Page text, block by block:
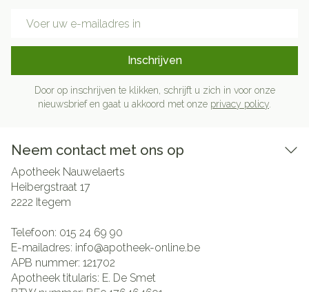
Inschrijven
Door op inschrijven te klikken, schrijft u zich in voor onze
nieuwsbrief en gaat u akkoord met onze privacy policy
Neem contact met ons op
Apotheek Nauwelaerts
Heibergstraat 17
2222 Itegem
Telefoon: 015 24 69 90
E-mailadres: info@apotheek-online.be
APB nummer: 121702
Apotheek titularis: E. De Smet